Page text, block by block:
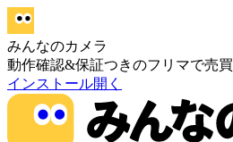
みんなのカメラ
動作確認&保証つきのフリマで売買
インストール開く